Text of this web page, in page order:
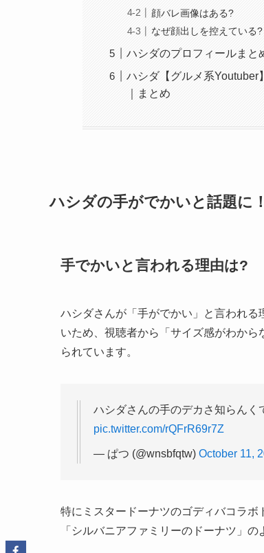
顔バレ画像はある?
なぜ顔出しを控えている?
ハシダのプロフィールまと
ハシダ【グルメ系Youtuber
｜まとめ
ハシダの手がでかいと話題に！
手でかいと言われる理由は?
ハシダさんが「手がでかい」と言われ
いため、視聴者から「サイズ感がわか
られています。
ハシダさんの手のデカさ知らんく
pic.twitter.com/rQFrR69r7Z
— ぱつ (@wnsbfqtw) October 11,
特にミスタードーナツのゴディバコラボ
「シルバニアファミリーのドーナツ」